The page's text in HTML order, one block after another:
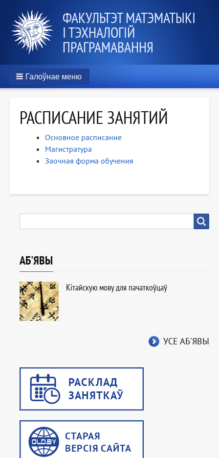
ФАКУЛЬТЭТ МАТЭМАТЫКІ
І ТЭХНАЛОГІЙ
ПРАГРАМАВАННЯ
Галоўнае меню
РАСПИСАНИЕ ЗАНЯТИЙ
Основное расписание
Магистратура
Заочная форма обучения
АБ'ЯВЫ
Кітайскую мову для пачаткоўцаў
УСЕ АБ'ЯВЫ